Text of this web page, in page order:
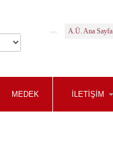
A.Ü. Ana Sayfa
MEDEK İLETIŞIM